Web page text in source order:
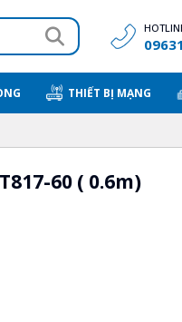
THIẾT BỊ MẠNG
60 ( 0.6m)